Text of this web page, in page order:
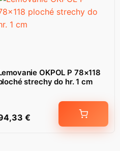
OKPOL P 78×118
strechy do hr. 1 cm
€